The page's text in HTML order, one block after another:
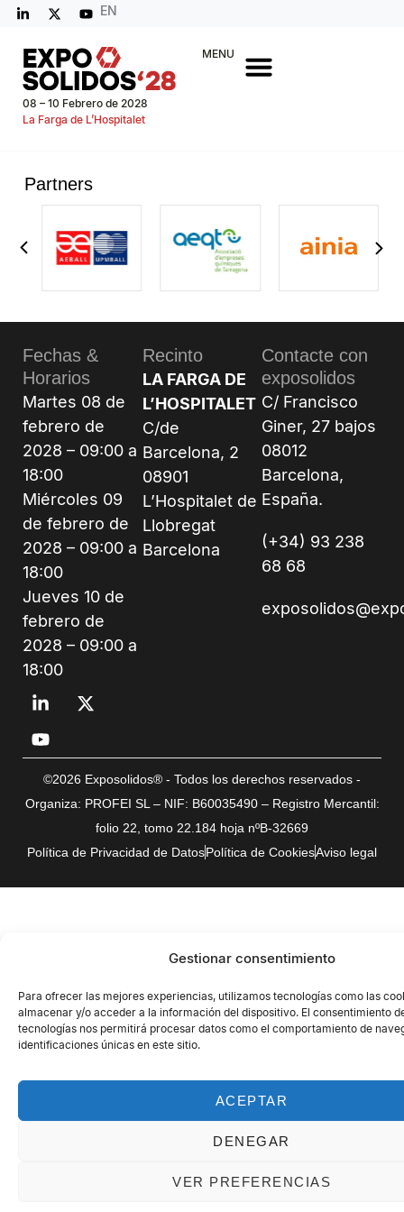
Gestionar consentimiento
Para ofrecer las mejores experiencias, utilizamos tecnologías como las
almacenar y/o acceder a la información del dispositivo. El consentimiento
tecnologías nos permitirá procesar datos como el comportamiento de
identificaciones únicas en este sitio.
ACEPTAR
DENEGAR
VER PREFERENCIAS
EN
08 – 10 Febrero de 2028
La Farga de L’Hospitalet
MENU
Partners
Fechas &
Horarios
Martes 08 de
febrero de
2028 – 09:00 a
18:00
Miércoles 09
de febrero de
2028 – 09:00 a
18:00
Jueves 10 de
febrero de
2028 – 09:00 a
18:00
Recinto
LA FARGA DE
L’HOSPITALET
C/de
Barcelona, 2
08901
L’Hospitalet de
Llobregat
Barcelona
Contacte con
exposolidos
C/ Francisco
Giner, 27 bajos
08012
Barcelona,
España.
(+34) 93 238
68 68
©2026 Exposolidos® - Todos los derechos reservados -
Organiza: PROFEI SL – NIF: B60035490 – Registro Mercantil:
folio 22, tomo 22.184 hoja nºB-32669
Política de Privacidad de DatosPolítica de CookiesAviso legal